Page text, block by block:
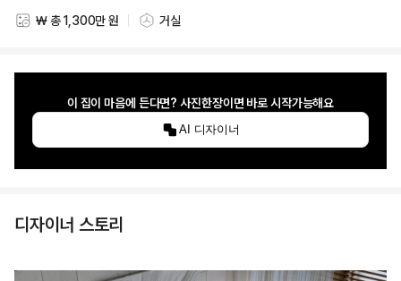
스타일링 비용
₩ 총 1,300만 원 스타일링 공간
거실
이 집이 마음에 든다면? 사진한장이면 바로 시작가능해요
AI 디자이너
디자이너 스토리